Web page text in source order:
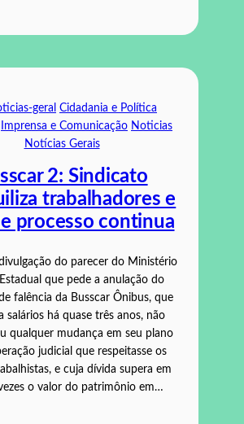
geral Cidadania e Política
Imprensa e Comunicação Noticias
Notícias Gerais
2: Sindicato
trabalhadores e
processo continua
do parecer do Ministério
que pede a anulação do
falência da Busscar Ônibus, que
salários há quase três anos, não
qualquer mudança em seu plano
judicial que respeitasse os
e cuja dívida supera em
o valor do patrimônio em…